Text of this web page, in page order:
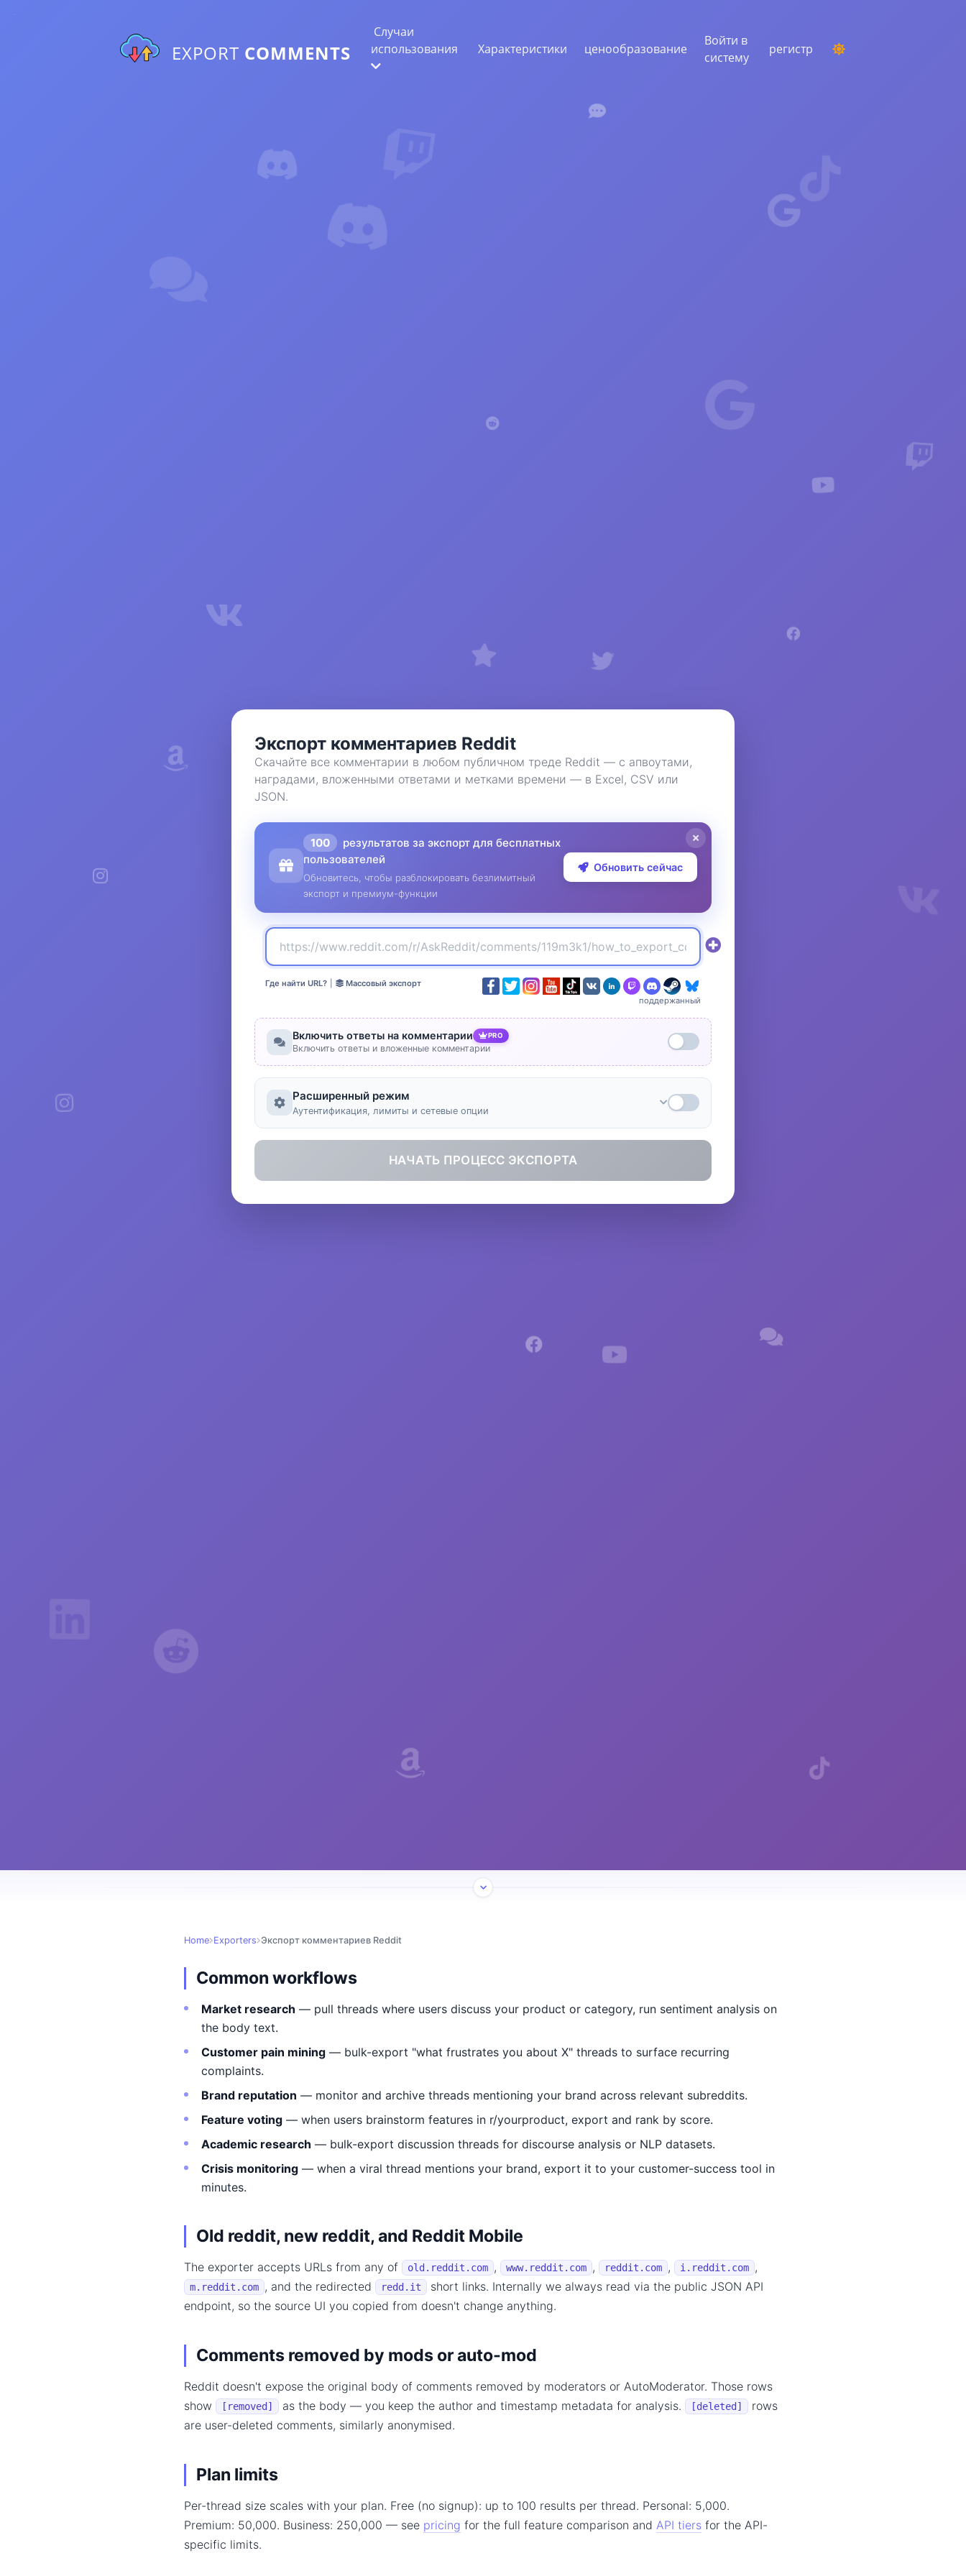
EXPORT COMMENTS
Случаи
использования
Выявите критические тенденции, чтобы
понять свою аудиторию, конкурентов и
Характеристики ценообразование
Войти в
систему
регистр
Экспорт комментариев Reddit
Скачайте все комментарии в любом публичном треде Reddit — с апвоутами,
наградами, вложенными ответами и метками времени — в Excel, CSV или
JSON.
100
результатов за экспорт для бесплатных
пользователей
Обновитесь, чтобы разблокировать безлимитный
экспорт и премиум-функции
Обновить сейчас
Где найти URL?
Массовый экспорт
поддержанный
Включить ответы на комментарии PRO
Включить ответы и вложенные комментарии
Расширенный режим
Аутентификация, лимиты и сетевые опции
НАЧАТЬ ПРОЦЕСС ЭКСПОРТА
Home Exporters Экспорт комментариев Reddit
Common workflows
Market research — pull threads where users discuss your product or category, run sentiment analysis on
the body text.
Customer pain mining — bulk-export "what frustrates you about X" threads to surface recurring
complaints.
Brand reputation — monitor and archive threads mentioning your brand across relevant subreddits.
Feature voting — when users brainstorm features in r/yourproduct, export and rank by score.
Academic research — bulk-export discussion threads for discourse analysis or NLP datasets.
Crisis monitoring — when a viral thread mentions your brand, export it to your customer-success tool in
minutes.
Old reddit, new reddit, and Reddit Mobile
The exporter accepts URLs from any of old.reddit.com , www.reddit.com , reddit.com , i.reddit.com ,
m.reddit.com , and the redirected redd.it
short links. Internally we always read via the public JSON API
endpoint, so the source UI you copied from doesn't change anything.
Comments removed by mods or auto-mod
Reddit doesn't expose the original body of comments removed by moderators or AutoModerator. Those rows
show
[removed] as the body — you keep the author and timestamp metadata for analysis. [deleted]
rows
are user-deleted comments, similarly anonymised.
Plan limits
Per-thread size scales with your plan. Free (no signup): up to 100 results per thread. Personal: 5,000.
Premium: 50,000. Business: 250,000 — see pricing for the full feature comparison and API tiers for the API-
specific limits.